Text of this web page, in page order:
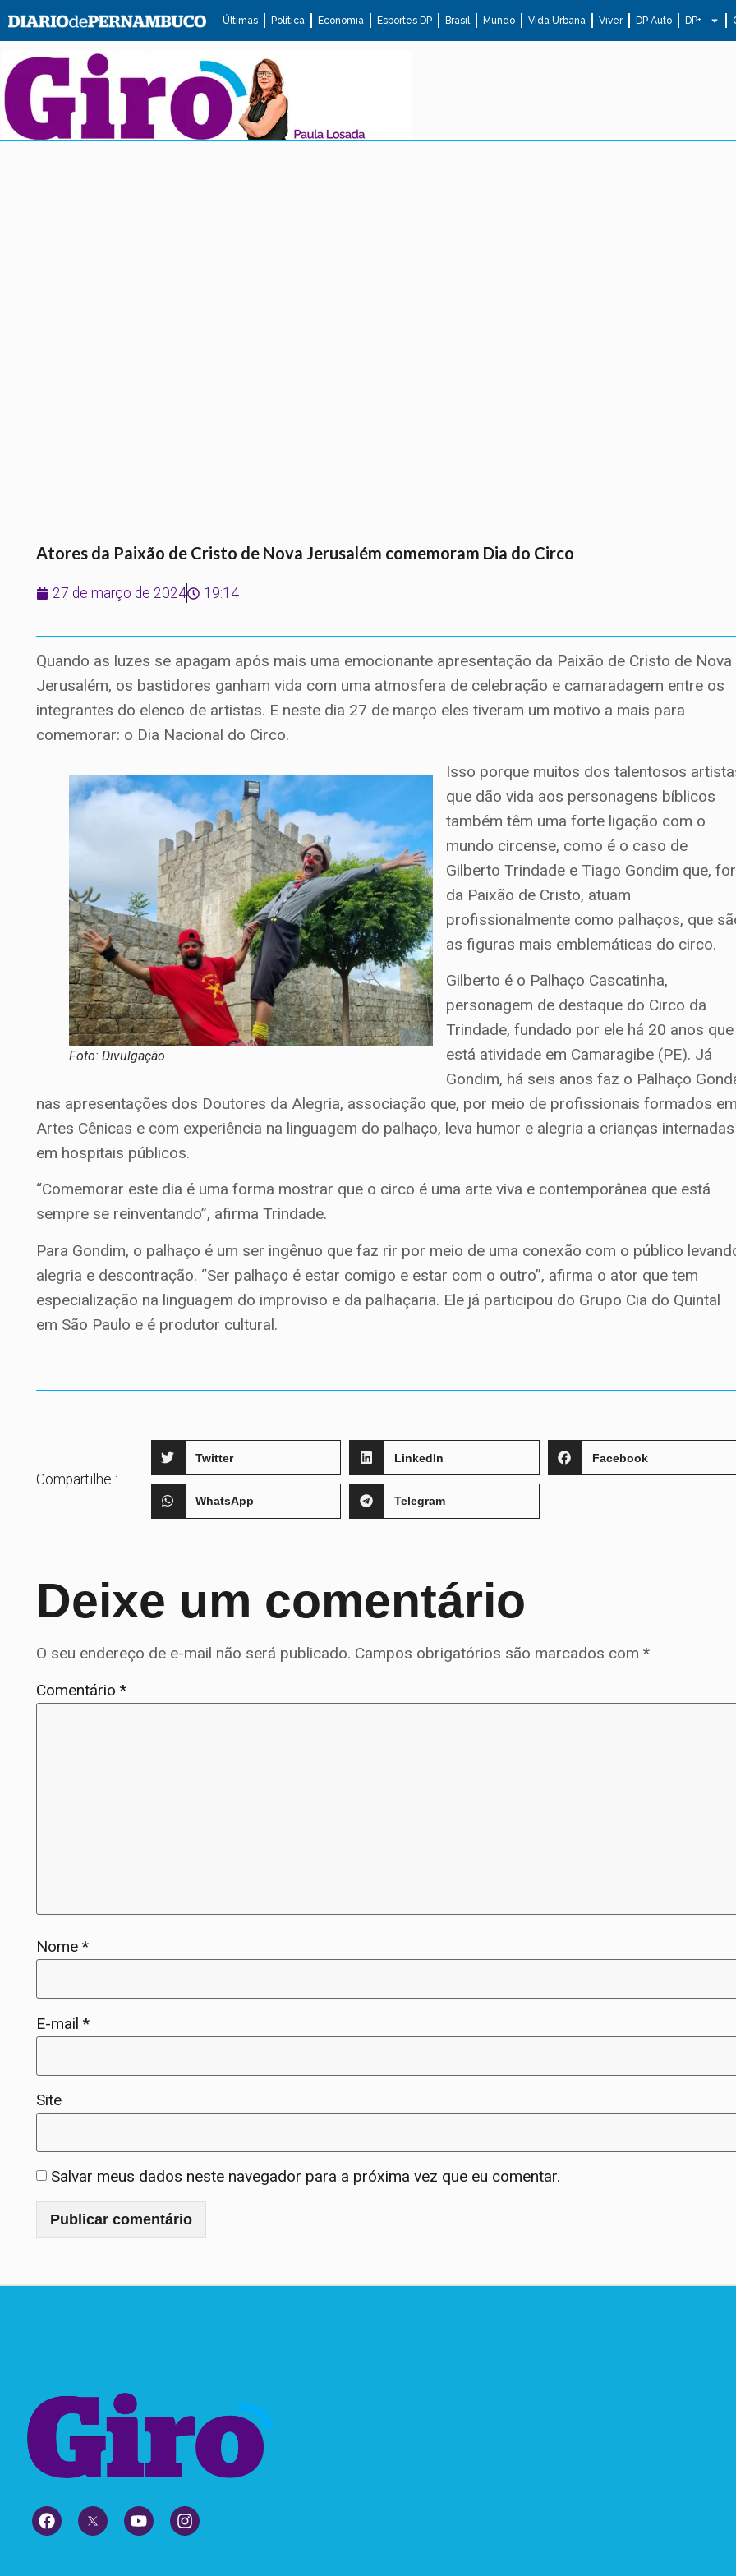
Últimas Política Economia Esportes DP Brasil Mundo Vida Urbana Viver DP Auto DP+
Atores da Paixão de Cristo de Nova Jerusalém comemoram Dia do Circo
27 de março de 2024 19:14
Quando as luzes se apagam após mais uma emocionante apresentação da Paixão de Cristo de Nova
Jerusalém, os bastidores ganham vida com uma atmosfera de celebração e camaradagem entre os
integrantes do elenco de artistas. E neste dia 27 de março eles tiveram um motivo a mais para
comemorar: o Dia Nacional do Circo.
Foto: Divulgação
Isso porque muitos dos talentosos
que dão vida aos personagens bíblicos
também têm uma forte ligação com o
mundo circense, como é o caso de
Gilberto Trindade e Tiago Gondim que,
da Paixão de Cristo, atuam
profissionalmente como palhaços, que
as figuras mais emblemáticas do circo.
Gilberto é o Palhaço Cascatinha,
personagem de destaque do Circo da
Trindade, fundado por ele há 20 anos que
está atividade em Camaragibe (PE). Já
Gondim, há seis anos faz o Palhaço
nas apresentações dos Doutores da Alegria, associação que, por meio de profissionais formados
Artes Cênicas e com experiência na linguagem do palhaço, leva humor e alegria a crianças internadas
em hospitais públicos.
“Comemorar este dia é uma forma mostrar que o circo é uma arte viva e contemporânea que está
sempre se reinventando”, afirma Trindade.
Para Gondim, o palhaço é um ser ingênuo que faz rir por meio de uma conexão com o público
alegria e descontração. “Ser palhaço é estar comigo e estar com o outro”, afirma o ator que tem
especialização na linguagem do improviso e da palhaçaria. Ele já participou do Grupo Cia do Quintal
em São Paulo e é produtor cultural.
Compartilhe :
Twitter LinkedIn Facebook
WhatsApp Telegram
Deixe um comentário
O seu endereço de e-mail não será publicado. Campos obrigatórios são marcados com*
Comentário*
Nome*
E-mail*
Site
Salvar meus dados neste navegador para a próxima vez que eu comentar.